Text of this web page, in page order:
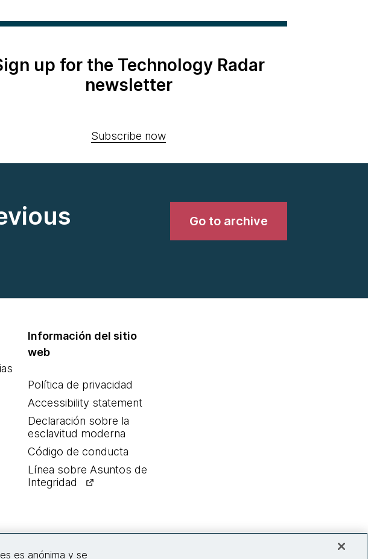
up for the Technology Radar
newsletter
Subscribe now
Go to archive
Información del sitio
web
Política de privacidad
Accessibility statement
Declaración sobre la
esclavitud moderna
Código de conducta
Línea sobre Asuntos de
Integridad
es anónima y se